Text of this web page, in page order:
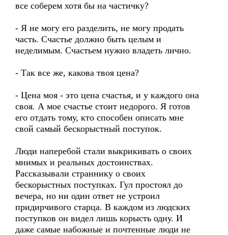
все соберем хотя бы на частичку?
- Я не могу его разделить, не могу продать
часть. Счастье должно быть целым и
неделимым. Счастьем нужно владеть лично.
- Так все же, какова твоя цена?
- Цена моя - это цена счастья, и у каждого она
своя. А мое счастье стоит недорого. Я готов
его отдать тому, кто способен описать мне
свой самый бескорыстный поступок.
Люди наперебой стали выкрикивать о своих
мнимых и реальных достоинствах.
Рассказывали страннику о своих
бескорыстных поступках. Гул простоял до
вечера, но ни один ответ не устроил
придирчивого старца. В каждом из людских
поступков он видел лишь корысть одну. И
даже самые набожные и почтенные люди не